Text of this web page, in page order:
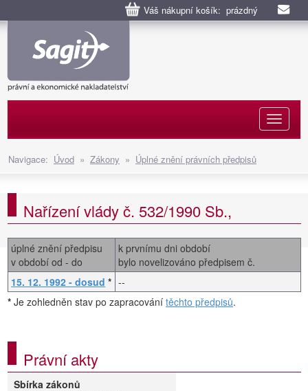
Váš nákupní košík: prázdný
Navigace: Úvod » Zákony » Úplné znění právních předpisů
Nařízení vlády č. 532/1990 Sb.,
úplné znění předpisu
v období od - do
k prvnímu dni období
bylo novelizováno předpisem č.
15. 12. 1992 - dosud * --
* Je zohledněn stav po zapracování těchto předpisů.
Právní akty
Sbírka zákonů